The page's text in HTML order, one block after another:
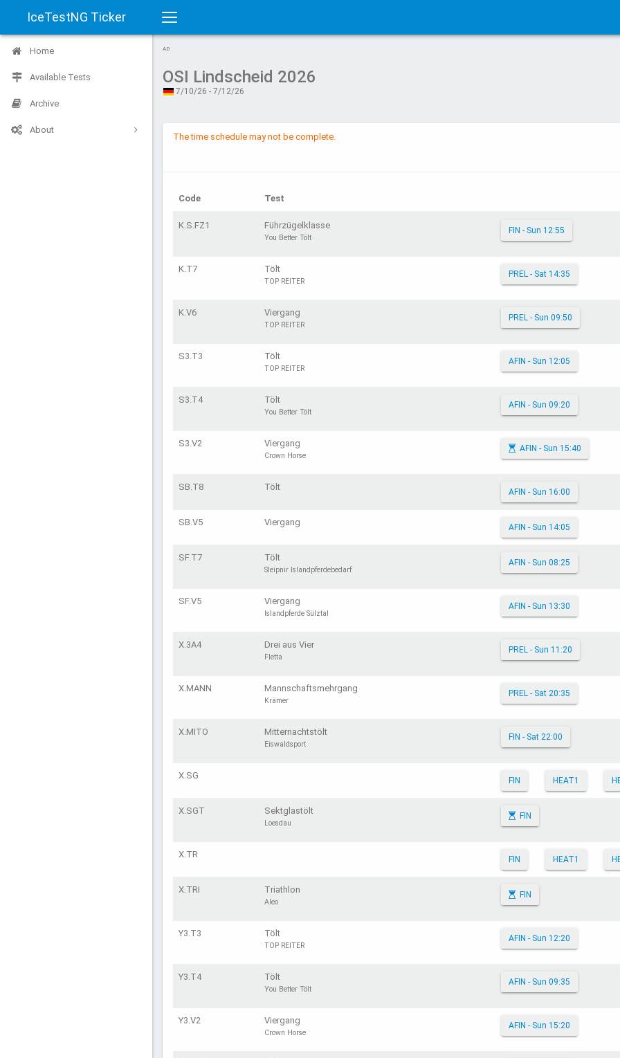
IceTestNG Ticker
Toggle
navigation
Home
Available Tests
Archive
About
AD
OSI Lindscheid 2026
7/10/26 - 7/12/26
The time schedule may not be complete.
Code Test
K.S.FZ1 Führzügelklasse
You Better Tölt
FIN - Sun 12:55
K.T7 Tölt
TOP REITER
PREL - Sat 14:35
K.V6 Viergang
TOP REITER
PREL - Sun 09:50
S3.T3 Tölt
TOP REITER
AFIN - Sun 12:05
S3.T4 Tölt
You Better Tölt
AFIN - Sun 09:20
S3.V2 Viergang
Crown Horse
AFIN - Sun 15:40
SB.T8 Tölt AFIN - Sun 16:00
SB.V5 Viergang AFIN - Sun 14:05
SF.T7 Tölt
Sleipnir Islandpferdebedarf
AFIN - Sun 08:25
SF.V5 Viergang
Islandpferde Sülztal
AFIN - Sun 13:30
X.3A4 Drei aus Vier
Fletta
PREL - Sun 11:20
X.MANN Mannschaftsmehrgang
Krämer
PREL - Sat 20:35
X.MITO Mitternachtstölt
Eiswaldsport
FIN - Sat 22:00
X.SG FIN HEAT1
X.SGT Sektglastölt
Loesdau
FIN
X.TR FIN HEAT1
X.TRI Triathlon
Aleo
FIN
Y3.T3 Tölt
TOP REITER
AFIN - Sun 12:20
Y3.T4 Tölt
You Better Tölt
AFIN - Sun 09:35
Y3.V2 Viergang
Crown Horse
AFIN - Sun 15:20